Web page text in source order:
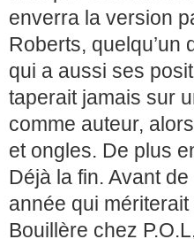
taperait jamais sur
comme auteur,
et ongles. De plus
Déjà la fin. Avant
année qui
Bouillère chez
âgé de 40 ans, qui
entre toutes les
même, s’il l’avait